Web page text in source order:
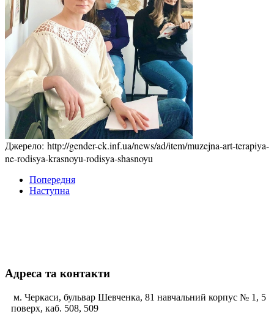
Джерело: http://gender-ck.inf.ua/news/ad/item/muzejna-art-terapiya-
ne-rodisya-krasnoyu-rodisya-shasnoyu
Попередня
Наступна
Адреса та контакти
м. Черкаси, бульвар Шевченка, 81 навчальний корпус № 1, 5
поверх, каб. 508, 509